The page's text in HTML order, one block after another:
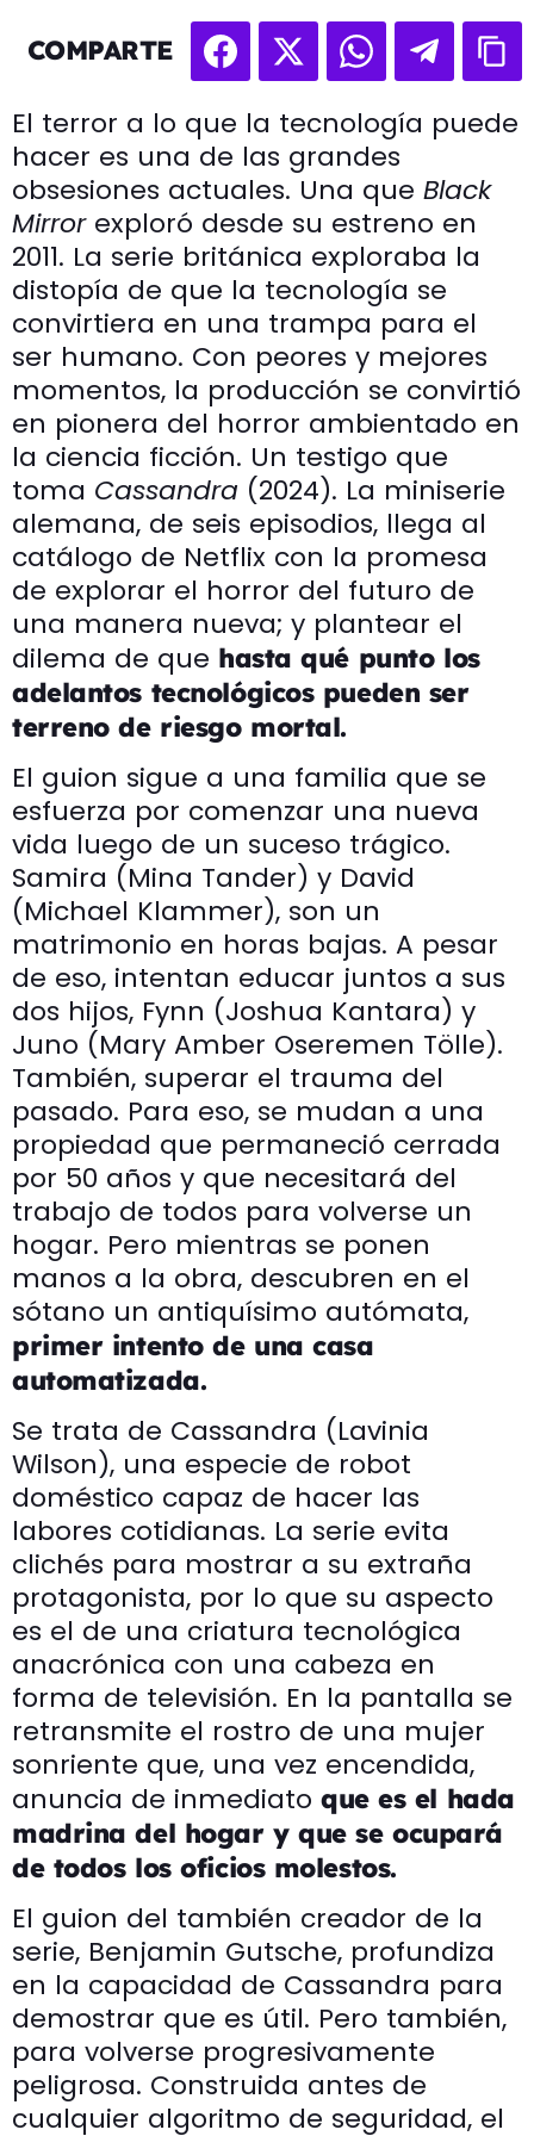
COMPARTE
El terror a lo que la tecnología puede
hacer es una de las grandes
obsesiones actuales. Una que Black
Mirrorexploró desde su estreno en
2011. La serie británica exploraba la
distopía de que la tecnología se
convirtiera en una trampa para el
ser humano. Con peores y mejores
momentos, la producción se convirtió
en pionera del horror ambientado en
la ciencia ficción. Un testigo que
toma Cassandra (2024). La miniserie
alemana, de seis episodios, llega al
catálogo de Netflix con la promesa
de explorar el horror del futuro de
una manera nueva; y plantear el
dilema de que hasta qué punto los
adelantos tecnológicos pueden ser
terreno de riesgo mortal.
El guion sigue a una familia que se
esfuerza por comenzar una nueva
vida luego de un suceso trágico.
Samira (Mina Tander) y David
(Michael Klammer), son un
matrimonio en horas bajas. A pesar
de eso, intentan educar juntos a sus
dos hijos, Fynn (Joshua Kantara) y
Juno (Mary Amber Oseremen Tölle).
También, superar el trauma del
pasado. Para eso, se mudan a una
propiedad que permaneció cerrada
por 50 años y que necesitará del
trabajo de todos para volverse un
hogar. Pero mientras se ponen
manos a la obra, descubren en el
sótano un antiquísimo autómata,
primer intento de una casa
automatizada.
Se trata de Cassandra (Lavinia
Wilson), una especie de robot
doméstico capaz de hacer las
labores cotidianas. La serie evita
clichés para mostrar a su extraña
protagonista, por lo que su aspecto
es el de una criatura tecnológica
anacrónica con una cabeza en
forma de televisión. En la pantalla se
retransmite el rostro de una mujer
sonriente que, una vez encendida,
anuncia de inmediato que es el hada
madrina del hogar y que se ocupará
de todos los oficios molestos.
El guion del también creador de la
serie, Benjamin Gutsche, profundiza
en la capacidad de Cassandra para
demostrar que es útil. Pero también,
para volverse progresivamente
peligrosa. Construida antes de
cualquier algoritmo de seguridad, el